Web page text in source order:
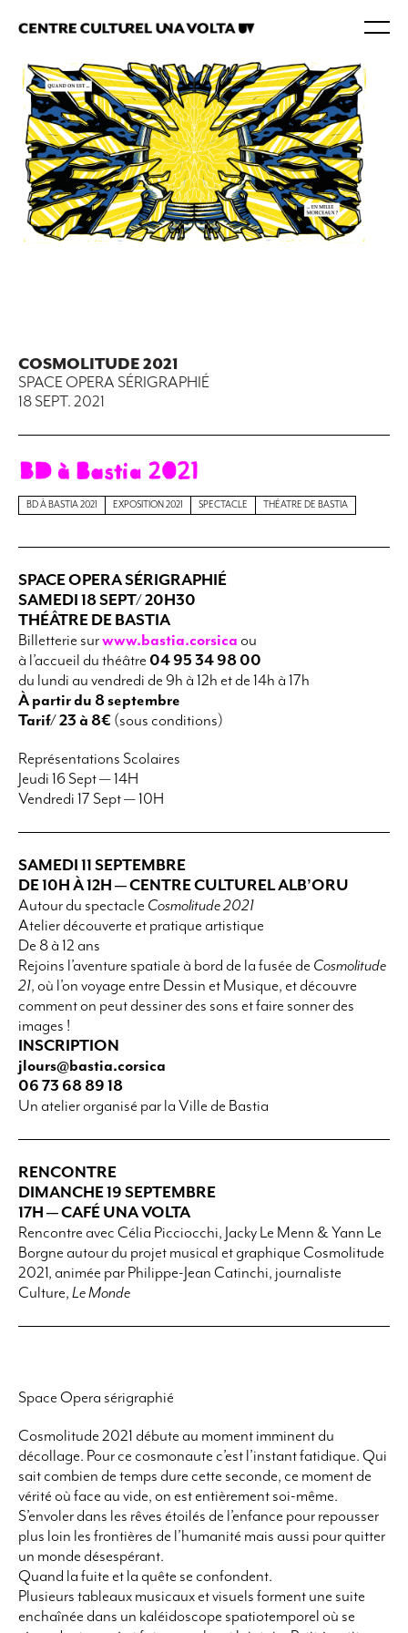
COSMOLITUDE 2021
SPACE OPERA SÉRIGRAPHIÉ
18 SEPT. 2021
BD À BASTIA 2021 EXPOSITION 2021 SPECTACLE THÉATRE DE BASTIA
SPACE OPERA SÉRIGRAPHIÉ
SAMEDI 18 SEPT/ 20H30
THÉÂTRE DE BASTIA
Billetterie surwww.bastia.corsica ou
à l’accueil du théâtre 04 95 34 98 00
du lundi au vendredi de 9h à 12h et de 14h à 17h
À partir du 8 septembre
Tarif/ 23 à 8€ (sous conditions)
Représentations Scolaires
Jeudi 16 Sept — 14H
Vendredi 17 Sept — 10H
SAMEDI 11 SEPTEMBRE
DE 10H À 12H — CENTRE CULTUREL ALB’ORU
Autour du spectacle Cosmolitude 2021
Atelier découverte et pratique artistique
De 8 à 12 ans
Rejoins l’aventure spatiale à bord de la fusée de Cosmolitude
21, où l’on voyage entre Dessin et Musique, et découvre
comment on peut dessiner des sons et faire sonner des
images !
INSCRIPTION
jlours@bastia.corsica
06 73 68 89 18
Un atelier organisé par la Ville de Bastia
RENCONTRE
DIMANCHE 19 SEPTEMBRE
17H — CAFÉ UNA VOLTA
Rencontre avec Célia Picciocchi, Jacky Le Menn & Yann Le
Borgne autour du projet musical et graphique Cosmolitude
2021, animée par Philippe-Jean Catinchi, journaliste
Culture, Le Monde
Space Opera sérigraphié
Cosmolitude 2021 débute au moment imminent du
décollage. Pour ce cosmonaute c’est l’instant fatidique. Qui
sait combien de temps dure cette seconde, ce moment de
vérité où face au vide, on est entièrement soi-même.
S’envoler dans les rêves étoilés de l’enfance pour repousser
plus loin les frontières de l’humanité mais aussi pour quitter
un monde désespérant.
Quand la fuite et la quête se confondent.
Plusieurs tableaux musicaux et visuels forment une suite
enchaînée dans un kaléidoscope spatiotemporel où se